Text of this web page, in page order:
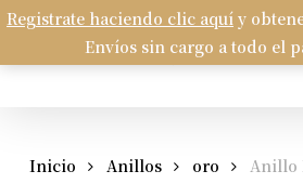
Registrate haciendo clic aquí y
Envíos sin cargo a todo el
Skip
main
search
Carrito
Inicio Anillos oro
Anillo